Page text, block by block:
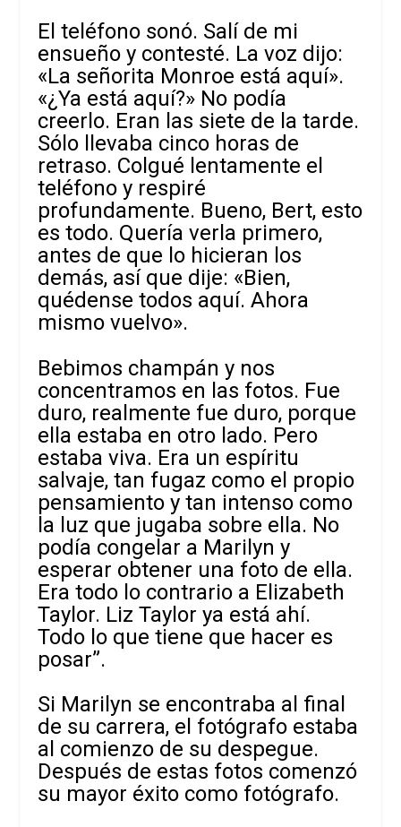
El teléfono sonó. Salí de mi
ensueño y contesté. La voz dijo:
«La señorita Monroe está aquí».
«¿Ya está aquí?» No podía
creerlo. Eran las siete de la tarde.
Sólo llevaba cinco horas de
retraso. Colgué lentamente el
teléfono y respiré
profundamente. Bueno, Bert, esto
es todo. Quería verla primero,
antes de que lo hicieran los
demás, así que dije: «Bien,
quédense todos aquí. Ahora
mismo vuelvo».
Bebimos champán y nos
concentramos en las fotos. Fue
duro, realmente fue duro, porque
ella estaba en otro lado. Pero
estaba viva. Era un espíritu
salvaje, tan fugaz como el propio
pensamiento y tan intenso como
la luz que jugaba sobre ella. No
podía congelar a Marilyn y
esperar obtener una foto de ella.
Era todo lo contrario a Elizabeth
Taylor. Liz Taylor ya está ahí.
Todo lo que tiene que hacer es
posar”.
Si Marilyn se encontraba al final
de su carrera, el fotógrafo estaba
al comienzo de su despegue.
Después de estas fotos comenzó
su mayor éxito como fotógrafo.